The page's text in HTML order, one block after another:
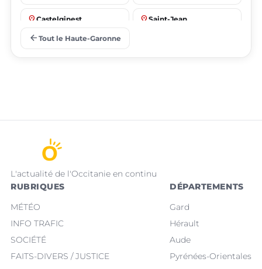
place Castelginest place Saint-Jean
place Villeneuve-Tolosane
arrow_back Tout le Haute-Garonne
L'actualité de l'Occitanie en continu
RUBRIQUES
MÉTÉO
INFO TRAFIC
SOCIÉTÉ
FAITS-DIVERS / JUSTICE
DÉPARTEMENTS
Gard
Hérault
Aude
Pyrénées-Orientales